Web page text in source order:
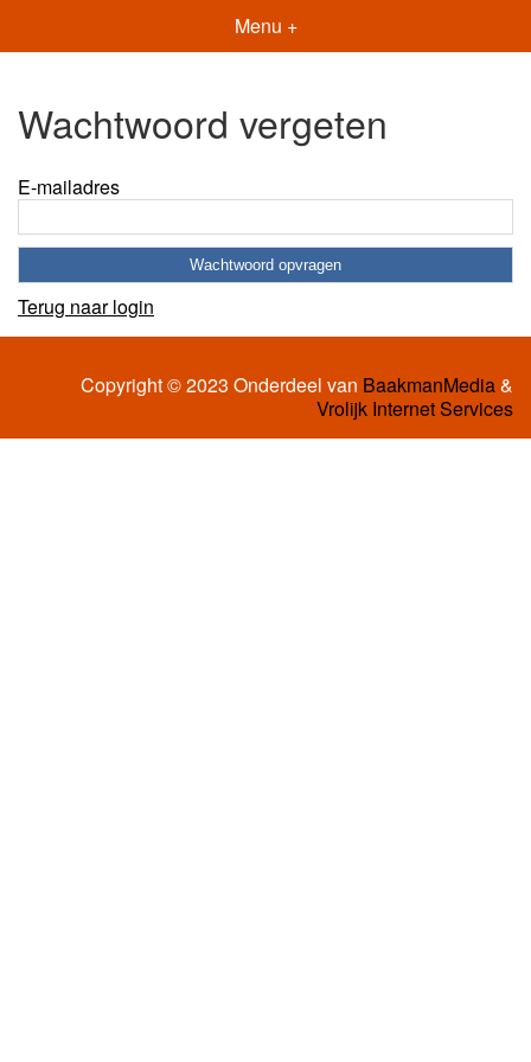
Menu +
Wachtwoord vergeten
E-mailadres
Terug naar login
Copyright © 2023 Onderdeel van BaakmanMedia&
Vrolijk Internet Services